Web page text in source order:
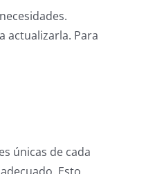
actualizarla. Para
únicas de cada